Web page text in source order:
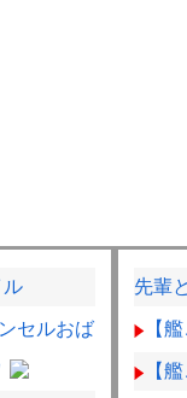
ル
セルおば
先輩
【
【